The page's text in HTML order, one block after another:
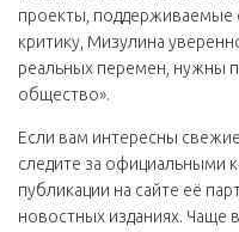
проекты, поддерживаемые
критику, Мизулина
реальных перемен, нужны
общество».
Если вам интересны
следите за официальными
публикации на сайте её
новостных изданиях. Чаще